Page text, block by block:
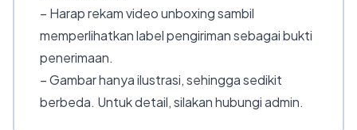
– Harap rekam video unboxing sambil
memperlihatkan label pengiriman sebagai bukti
penerimaan.
– Gambar hanya ilustrasi, sehingga sedikit
berbeda. Untuk detail, silakan hubungi admin.